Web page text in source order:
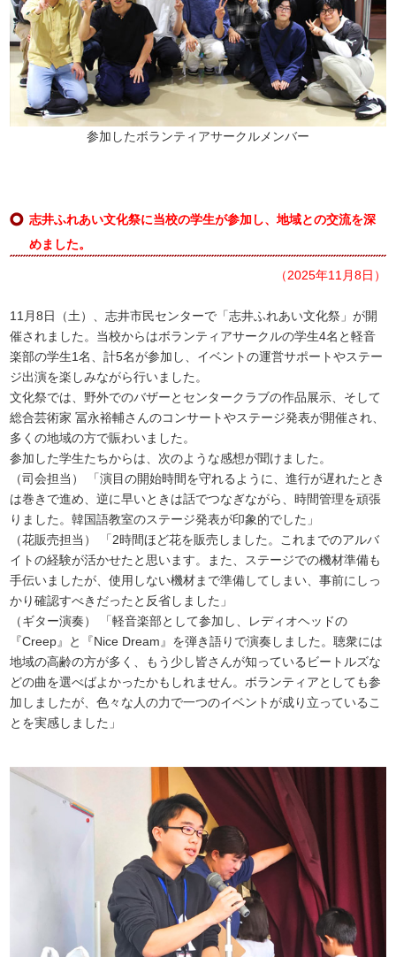
参加したボランティアサークルメンバー
志井ふれあい文化祭に当校の学生が参加し、地域との交流を深
めました。
（2025年11月8日）
11月8日（土）、志井市民センターで「志井ふれあい文化祭」が開
催されました。当校からはボランティアサークルの学生4名と軽音
楽部の学生1名、計5名が参加し、イベントの運営サポートやステー
ジ出演を楽しみながら行いました。
文化祭では、野外でのバザーとセンタークラブの作品展示、そして
総合芸術家 冨永裕輔さんのコンサートやステージ発表が開催され、
多くの地域の方で賑わいました。
参加した学生たちからは、次のような感想が聞けました。
（司会担当） 「演目の開始時間を守れるように、進行が遅れたとき
は巻きで進め、逆に早いときは話でつなぎながら、時間管理を頑張
りました。韓国語教室のステージ発表が印象的でした」
（花販売担当） 「2時間ほど花を販売しました。これまでのアルバ
イトの経験が活かせたと思います。また、ステージでの機材準備も
手伝いましたが、使用しない機材まで準備してしまい、事前にしっ
かり確認すべきだったと反省しました」
（ギター演奏） 「軽音楽部として参加し、レディオヘッドの
『Creep』と『Nice Dream』を弾き語りで演奏しました。聴衆には
地域の高齢の方が多く、もう少し皆さんが知っているビートルズな
どの曲を選べばよかったかもしれません。ボランティアとしても参
加しましたが、色々な人の力で一つのイベントが成り立っているこ
とを実感しました」